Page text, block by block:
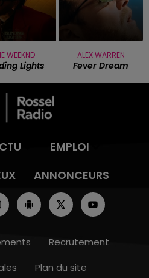
WEEKND
Lights
ALEX WARREN
Fever Dream
EMPLOI
ANNONCEURS
Recrutement
Plan du site